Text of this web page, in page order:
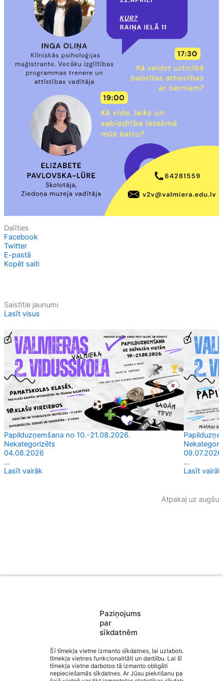
Paziņojums
par
sīkdatnēm
Šī tīmekļa vietne izmanto sīkdatnes, lai uzlabotu
tīmekļa vietnes funkcionalitāti un darbību. Lai šī
tīmekļa vietne darbotos tā izmanto obligāti
nepieciešamās sīkdatnes. Ar Jūsu piekrišanu papildus
Dalīties
Facebook
Twitter
E-pastā
Kopēt saiti
Saistītie jaunumi
Lasīt visus
Papilduzņemšana no 10.-21.08.2026.
Nekategorizēts
04.08.2026
...
Lasīt vairāk
09.07.2026
...
Lasīt vairāk
Atpakaļ uz augšu
Valmieras 2. vidusskola
Saziņa